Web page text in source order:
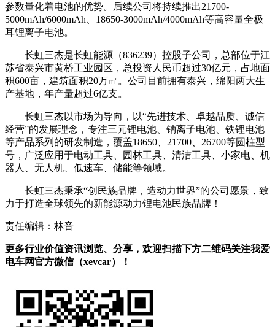
参数量化着电池的优势。后续公司将持续推出21700-
5000mAh/6000mAh、18650-3000mAh/4000mAh等高容量全极
耳锂离子电池。
长虹三杰是长虹能源（836239）控股子公司，总部位于江
苏省泰兴市黄桥工业园区，总投资人民币超过30亿元，占地面
积600亩，建筑面积20万㎡。公司目前拥有泰兴，绵阳两大生
产基地，年产量超过6亿支。
长虹三杰以市场为导向，以“先进技术、卓越品质、诚信
经营”的发展理念，专注三元锂电池、钠离子电池、铁锂电池
等产品系列的研发制造，覆盖18650、21700、26700等圆柱型
号，广泛应用于电动工具、园林工具、清洁工具、小家电、机
器人、无人机、低速车、储能等领域。
长虹三杰秉承“创民族品牌，造动力世界”的公司愿景，致
力于打造全球领先的新能源动力锂电池民族品牌！
责任编辑：林音
更多行业价值资讯浏览、分享，欢迎扫描下方二维码关注我爱
电车网官方微信（xevcar）！